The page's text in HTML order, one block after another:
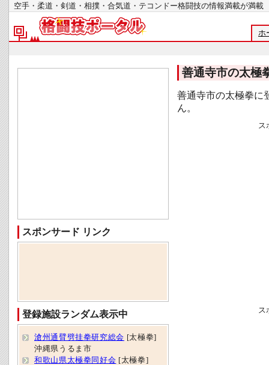
空手・柔道・剣道・相撲・合気道・テコンドー格闘技の情報満載が
ホ
善通寺市の太極
善通寺市の太極拳に
ん。
ス
ス
スポンサード リンク
登録施設ランダム表示中
滄州通臂劈挂拳研究総会 [太極拳]
沖縄県うるま市
和歌山県太極拳同好会 [太極拳]